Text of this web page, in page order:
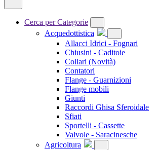
Cerca per Categorie
Acquedottistica
Allacci Idrici - Fognari
Chiusini - Caditoie
Collari (Novità)
Contatori
Flange - Guarnizioni
Flange mobili
Giunti
Raccordi Ghisa Sferoidale
Sfiati
Sportelli - Cassette
Valvole - Saracinesche
Agricoltura